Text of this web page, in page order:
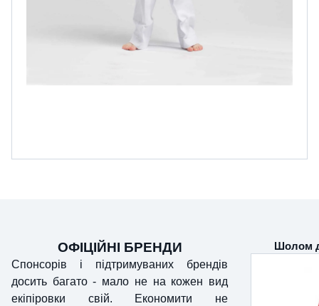
ОФІЦІЙНІ БРЕНДИ
Спонсорів і підтримуваних брендів
досить багато - мало не на кожен вид
екіпіровки свій. Економити не
Шолом